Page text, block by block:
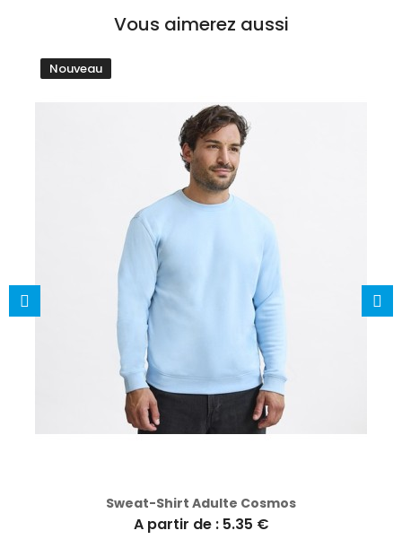
Vous aimerez aussi
Nouveau
Sweat-Shirt Adulte Cosmos
A partir de : 5.35 €